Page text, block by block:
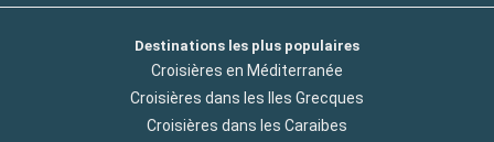
Destinations les plus populaires
Croisières en Méditerranée
Croisières dans les Iles Grecques
Croisières dans les Caraibes